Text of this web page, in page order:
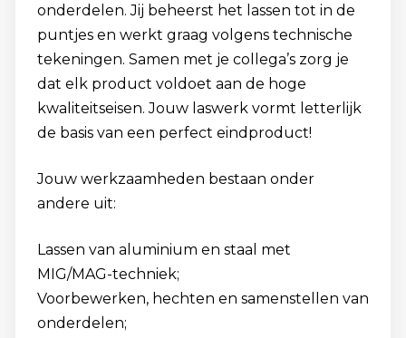
onderdelen. Jij beheerst het lassen tot in de
puntjes en werkt graag volgens technische
tekeningen. Samen met je collega’s zorg je
dat elk product voldoet aan de hoge
kwaliteitseisen. Jouw laswerk vormt letterlijk
de basis van een perfect eindproduct!
Jouw werkzaamheden bestaan onder
andere uit:
Lassen van aluminium en staal met
MIG/MAG-techniek;
Voorbewerken, hechten en samenstellen van
onderdelen;